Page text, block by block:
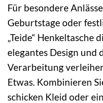
Für besondere
Geburtstage oder
„Teide“ Henkeltasche
elegantes Design und
Verarbeitung
Etwas. Kombinieren
schicken Kleid oder